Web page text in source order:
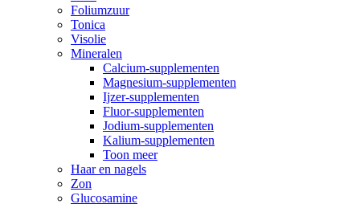
Foliumzuur
Tonica
Visolie
Mineralen
Calcium-supplementen
Magnesium-supplementen
Ijzer-supplementen
Fluor-supplementen
Jodium-supplementen
Kalium-supplementen
Toon meer
Haar en nagels
Zon
Glucosamine